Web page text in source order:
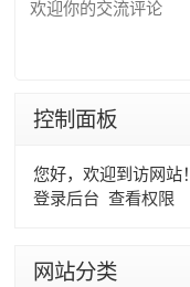
控制面板
您好，欢迎到访网站！
登录后台 查看权限
网站分类